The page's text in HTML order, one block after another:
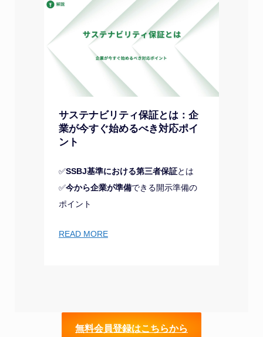
サステナビリティ保証とは：企
業が今すぐ始めるべき対応ポイ
ント
✅SSBJ基準における第三者保証とは
✅今から企業が準備できる開示準備の
ポイント
READ MORE
無料会員登録はこちらから